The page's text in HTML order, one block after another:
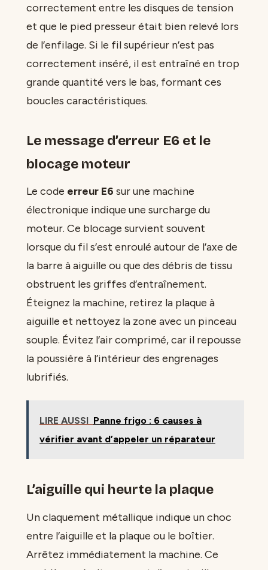
correctement entre les disques de tension
et que le pied presseur était bien relevé lors
de l’enfilage. Si le fil supérieur n’est pas
correctement inséré, il est entraîné en trop
grande quantité vers le bas, formant ces
boucles caractéristiques.
Le message d’erreur E6 et le
blocage moteur
Le code erreur E6 sur une machine
électronique indique une surcharge du
moteur. Ce blocage survient souvent
lorsque du fil s’est enroulé autour de l’axe de
la barre à aiguille ou que des débris de tissu
obstruent les griffes d’entraînement.
Éteignez la machine, retirez la plaque à
aiguille et nettoyez la zone avec un pinceau
souple. Évitez l’air comprimé, car il repousse
la poussière à l’intérieur des engrenages
lubrifiés.
LIRE AUSSI Panne frigo : 6 causes à
vérifier avant d’appeler un réparateur
L’aiguille qui heurte la plaque
Un claquement métallique indique un choc
entre l’aiguille et la plaque ou le boîtier.
Arrêtez immédiatement la machine. Ce